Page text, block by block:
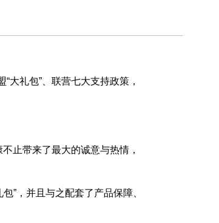
礼包”、联营七大支持政策，
止带来了最大的诚意与热情，
”，并且与之配套了产品保障、